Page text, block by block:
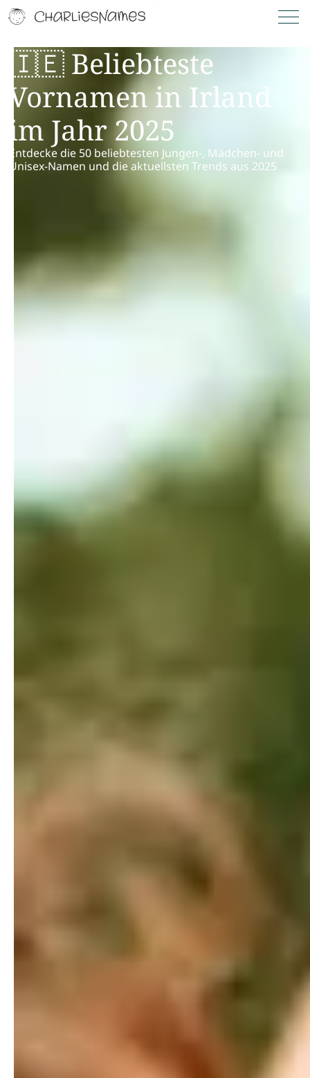
🇮🇪 Beliebteste
Vornamen in Irland
im Jahr 2025
Entdecke die 50 beliebtesten Jungen-, Mädchen- und
Unisex-Namen und die aktuellsten Trends aus 2025